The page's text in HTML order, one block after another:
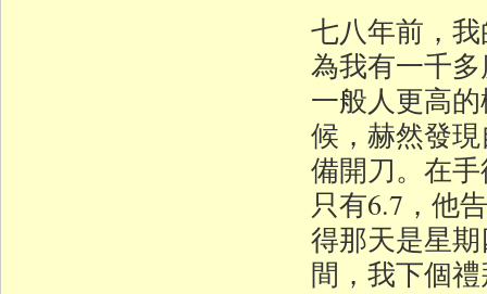
七八年前，
為我有一千
一般人更高
候，赫然發
備開刀。在
只有6.7，他
得那天是星
間，我下個